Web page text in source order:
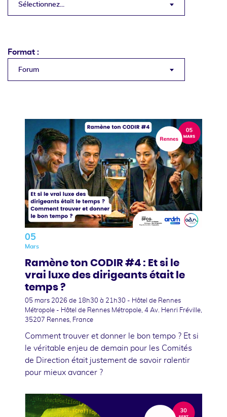
Sélectionnez...
Format :
Forum
05
Mars
Ramène ton CODIR #4 : Et si le
vrai luxe des dirigeants était le
temps ?
05 mars 2026 de 18h30 à 21h30 - Hôtel de Rennes
Métropole - Hôtel de Rennes Métropole, 4 Av. Henri Fréville,
35207 Rennes, France
Comment trouver et donner le bon tempo ? Et si
le véritable enjeu de demain pour les Comités
de Direction était justement de savoir ralentir
pour mieux avancer ?